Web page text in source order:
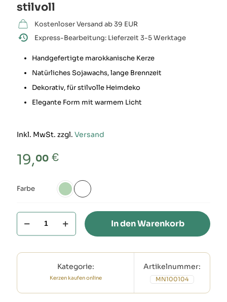
stilvoll
Kostenloser Versand ab 39 EUR
Express-Bearbeitung: Lieferzeit 3-5 Werktage
Handgefertigte marokkanische Kerze
Natürliches Sojawachs, lange Brennzeit
Dekorativ, für stilvolle Heimdeko
Elegante Form mit warmem Licht
Inkl. MwSt. zzgl. Versand
19,00 €
Farbe
Kerze
marokkanisch
-
&
In den Warenkorb
Kategorie:
Kerzen kaufen online
Artikelnummer:
MN100104